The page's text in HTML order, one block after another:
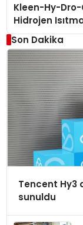
Kleen-Hy-Dro-
Hidrojen
Düzenleyici
Son Dakika
Tencent Hy3
sunuldu